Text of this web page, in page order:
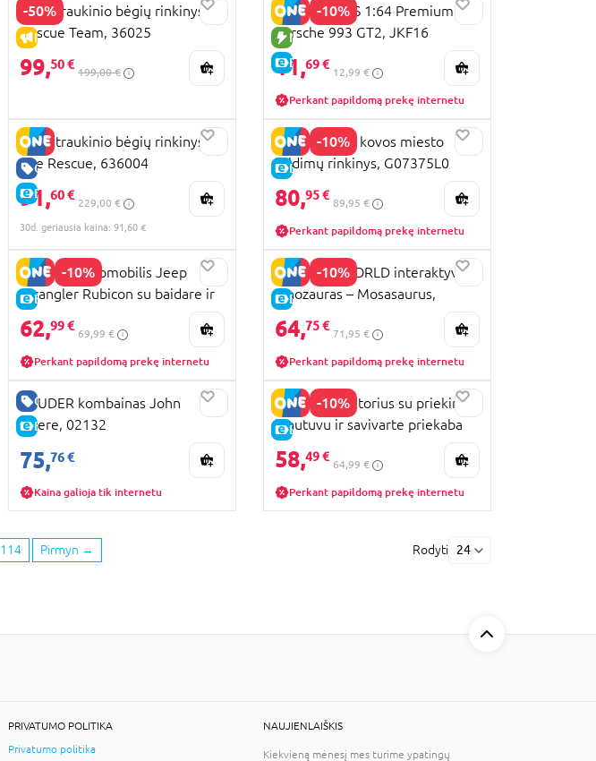
-50%
IŠPARDAVIMAS
BRIO traukinio bėgių rinkinys
Rescue Team, 36025
99,50 €
199,00 €
-10%
NAUJA PREKĖ
E-KAINA
HOT WHEELS 1:64 Premium
Porsche 993 GT2, JKF16
11,69 €
12,99 €
Perkant papildomą prekę internetu
GERA KAINA
E-KAINA
BRIO traukinio bėgių rinkinys
Fire Rescue, 636004
91,60 €
229,00 €
30d. geriausia kaina: 91,60 €
-10%
E-KAINA
SPIDER-MAN kovos miesto
žaidimų rinkinys, G07375L0
80,95 €
89,95 €
Perkant papildomą prekę internetu
-10%
E-KAINA
BRUDER automobilis Jeep
Wrangler Rubicon su baidare ir
figurėle, 02529
62,99 €
69,99 €
Perkant papildomą prekę internetu
-10%
E-KAINA
JURASSIC WORLD interaktyvus
dinozauras – Mosasaurus,
JCH00
64,75 €
71,95 €
Perkant papildomą prekę internetu
GERA KAINA
E-KAINA
BRUDER kombainas John
Deere, 02132
75,76 €
Kaina galioja tik internetu
-10%
E-KAINA
BRUDER traktorius su priekiniu
krautuvu ir savivarte priekaba
Roadmax, 3452
58,49 €
64,99 €
Perkant papildomą prekę internetu
114 Pirmyn → Rodyti 24
PRIVATUMO POLITIKA
Privatumo politika
NAUJIENLAIŠKIS
Kiekvieną mėnesį mes turime ypatingų